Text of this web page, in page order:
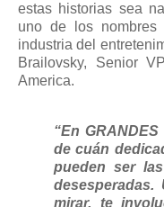
estas historias sea
uno de los
industria del
Brailovsky, Senior
America.
“En
de cuán
pueden ser
desesperadas.
mirar, te